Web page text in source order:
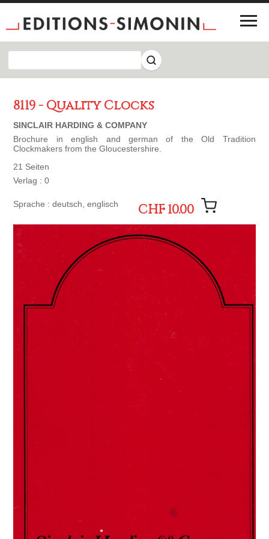
8119 - Quality Clocks
SINCLAIR HARDING & COMPANY
Brochure in english and german of the Old Tradition
Clockmakers from the Gloucestershire.
21 Seiten
Verlag : 0
Sprache : deutsch, englisch CHF 10.00